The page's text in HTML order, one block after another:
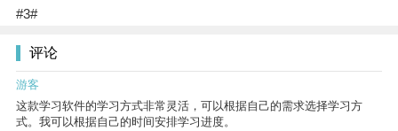
#3#
评论
游客
这款学习软件的学习方式非常灵活，可以根据自己的需求选择学习方
式。我可以根据自己的时间安排学习进度。